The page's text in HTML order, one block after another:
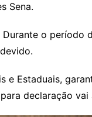
Sena.
o período
e Estaduais,
declaração